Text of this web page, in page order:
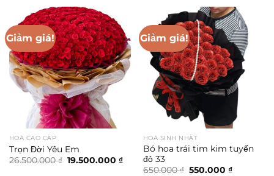
Giảm giá!
HOA CAO CẤP
Trọn Đời Yêu Em
26.500.000₫ Giá
19.500.000 ₫Giá
Giảm giá!
HOA SINH NHẬT
Bó hoa trái tim kim tuyến
đỏ 33
650.000₫ Giá
550.000 ₫Giá